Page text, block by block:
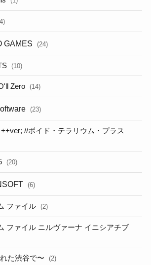
GAMES (24)
(10)
Zero (14)
(23)
//ボイド・テラリウム・プラス
(20)
(6)
ファイル (2)
ファイル ニルヴァーナ イニシアチブ
た渋谷で〜 (2)